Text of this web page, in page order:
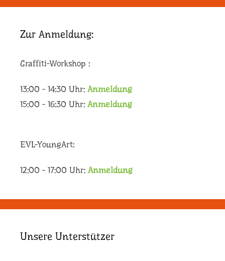
Zur Anmeldung:
Graffiti-Workshop :
13:00 - 14:30 Uhr: Anmeldung
15:00 - 16:30 Uhr: Anmeldung
EVL-YoungArt:
12:00 - 17:00 Uhr: Anmeldung
Unsere Unterstützer